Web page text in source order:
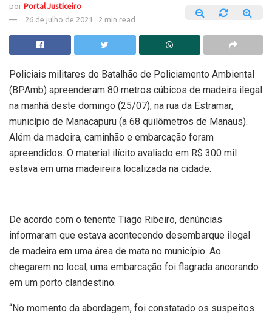
por Portal Justiceiro
26 de julho de 2021
2 min read
Policiais militares do Batalhão de Policiamento Ambiental
(BPAmb) apreenderam 80 metros cúbicos de madeira ilegal
na manhã deste domingo (25/07), na rua da Estramar,
município de Manacapuru (a 68 quilômetros de Manaus).
Além da madeira, caminhão e embarcação foram
apreendidos. O material ilícito avaliado em R$ 300 mil
estava em uma madeireira localizada na cidade.
De acordo com o tenente Tiago Ribeiro, denúncias
informaram que estava acontecendo desembarque ilegal
de madeira em uma área de mata no município. Ao
chegarem no local, uma embarcação foi flagrada ancorando
em um porto clandestino.
“No momento da abordagem, foi constatado os suspeitos